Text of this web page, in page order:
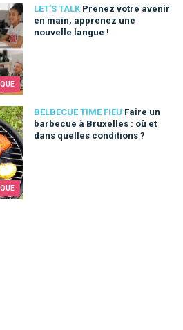
LET'S TALK Prenez votre avenir
en main, apprenez une
nouvelle langue !
apprenez une nouvelle langue !
BELBECUE TIME FIEU Faire un
barbecue à Bruxelles : où et
dans quelles conditions ?
: où et dans quelles conditions